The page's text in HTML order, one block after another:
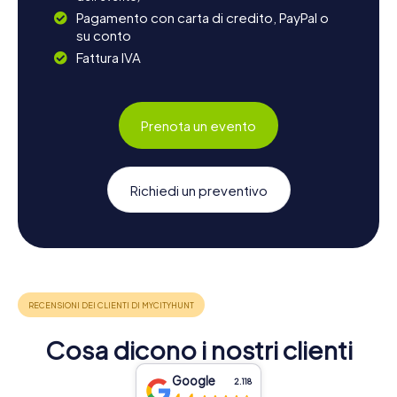
Pagamento con carta di credito, PayPal o
su conto
Fattura IVA
Prenota un evento
Richiedi un preventivo
Cosa dicono i nostri clienti
Google 2.118